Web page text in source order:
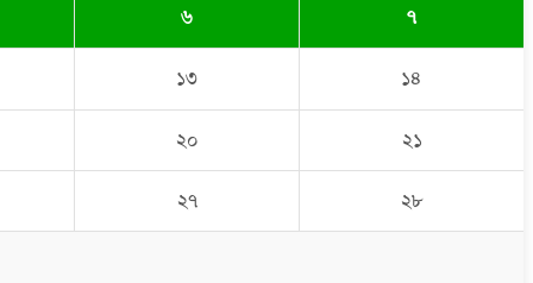
৬ ৭
১৩ ১৪
২০ ২১
২৭ ২৮